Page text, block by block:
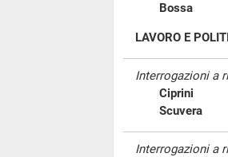
Bossa
LAVORO E
Interrogazioni a
Ciprini
Scuvera
Interrogazioni a